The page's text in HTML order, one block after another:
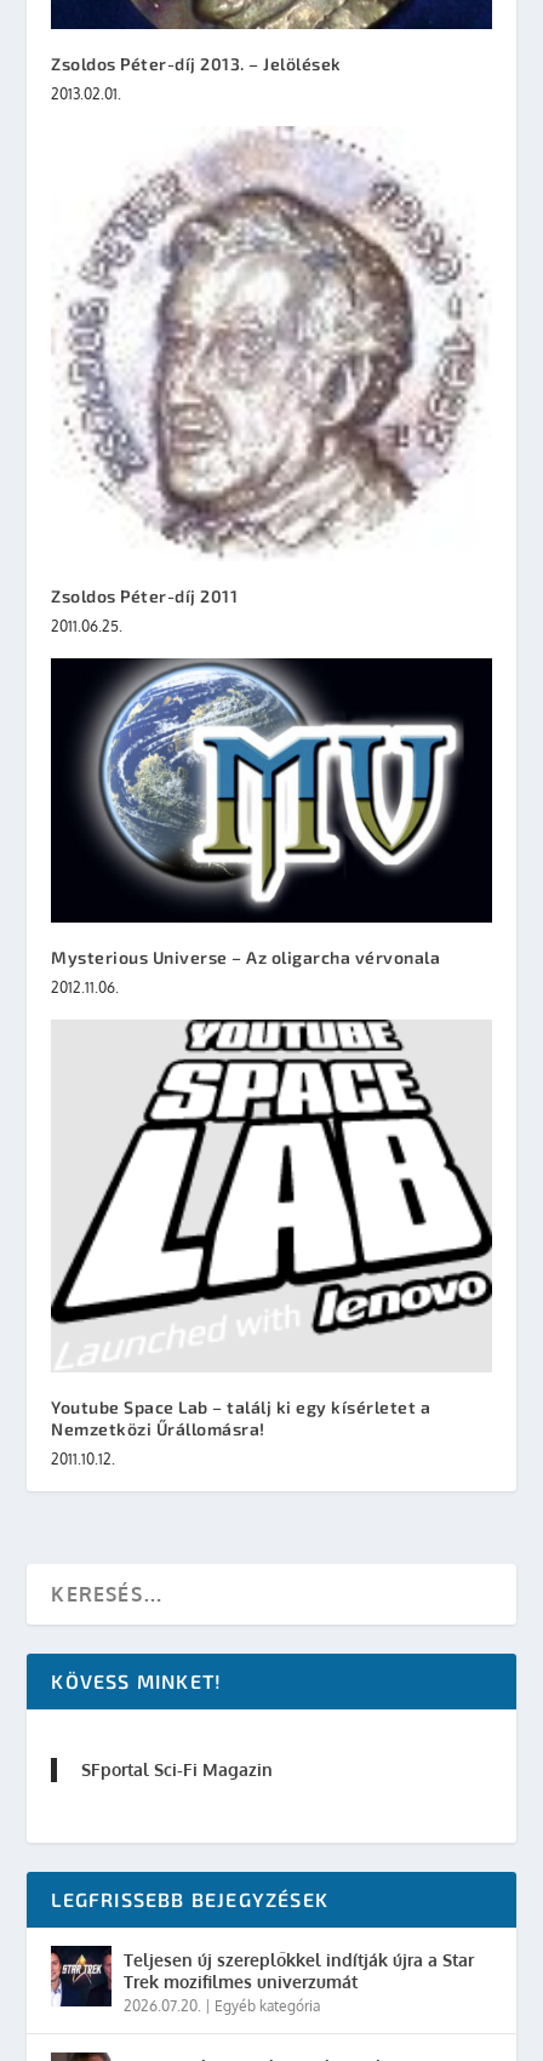
Zsoldos Péter-díj 2013. – Jelölések
2013.02.01.
Zsoldos Péter-díj 2011
2011.06.25.
Mysterious Universe – Az oligarcha vérvonala
2012.11.06.
Youtube Space Lab – találj ki egy kísérletet a
Nemzetközi Űrállomásra!
2011.10.12.
KÖVESS MINKET!
SFportal Sci-Fi Magazin
LEGFRISSEBB BEJEGYZÉSEK
Teljesen új szereplőkkel indítják újra a Star
Trek mozifilmes univerzumát
2026.07.20. | Egyéb kategória